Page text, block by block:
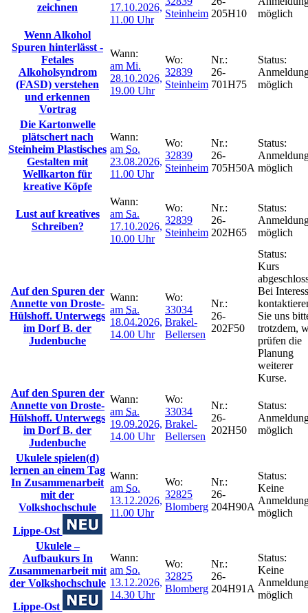
zeichnen
17.10.2026,
11.00 Uhr
Steinheim 205H10
möglich
Wenn Alkohol
Spuren hinterlässt -
Fetales
Alkoholsyndrom
(FASD) verstehen
und erkennen
Vortrag
Wann:
am Mi.
28.10.2026,
19.00 Uhr
Wo:
32839
Steinheim
Nr.:
26-
701H75
Status:
möglich
Die Kartonwelle
plätschert nach
Steinheim Plastisches
Gestalten mit
Wellkarton für
kreative Köpfe
Wann:
am So.
23.08.2026,
11.00 Uhr
Wo:
32839
Steinheim
Nr.:
26-
705H50A
Status:
möglich
Lust auf kreatives
Schreiben?
Wann:
am Sa.
17.10.2026,
10.00 Uhr
Wo:
32839
Steinheim
Nr.:
26-
202H65
Status:
möglich
Auf den Spuren der
Annette von Droste-
Hülshoff. Unterwegs
im Dorf B. der
Judenbuche
Wann:
am Sa.
18.04.2026,
14.00 Uhr
Wo:
33034
Brakel-
Bellersen
Nr.:
26-
202F50
Status:
Kurs
Bei
Sie uns
trotzdem,
prüfen die
Planung
weiterer
Kurse.
Auf den Spuren der
Annette von Droste-
Hülshoff. Unterwegs
im Dorf B. der
Judenbuche
Wann:
am Sa.
19.09.2026,
14.00 Uhr
Wo:
33034
Brakel-
Bellersen
Nr.:
26-
202H50
Status:
möglich
Ukulele spielen(d)
lernen an einem Tag
In Zusammenarbeit
mit der
Volkshochschule
Lippe-Ost
Wann:
am So.
13.12.2026,
11.00 Uhr
Wo:
32825
Blomberg
Nr.:
26-
204H90A
Status:
Keine
möglich
Ukulele –
Aufbaukurs In
Zusammenarbeit mit
der Volkshochschule
Lippe-Ost
Wann:
am So.
13.12.2026,
14.30 Uhr
Wo:
32825
Blomberg
Nr.:
26-
204H91A
Status:
Keine
möglich